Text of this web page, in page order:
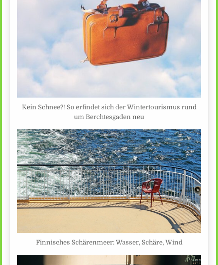
Kein Schnee?! So erfindet sich der Wintertourismus rund
um Berchtesgaden neu
Finnisches Schärenmeer: Wasser, Schäre, Wind